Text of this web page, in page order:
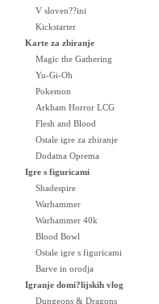
V sloven??ini
Kickstarter
Karte za zbiranje
Magic the Gathering
Yu-Gi-Oh
Pokemon
Arkham Horror LCG
Flesh and Blood
Ostale igre za zbiranje
Dodatna Oprema
Igre s figuricami
Shadespire
Warhammer
Warhammer 40k
Blood Bowl
Ostale igre s figuricami
Barve in orodja
Igranje domi?lijskih vlog
Dungeons & Dragons